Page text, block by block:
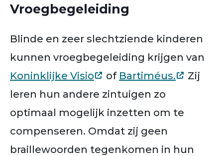
Vroegbegeleiding
Blinde en zeer slechtziende kinderen
kunnen vroegbegeleiding krijgen van
Koninklijke Visio
of Bartiméus.
Zij
leren hun andere zintuigen zo
optimaal mogelijk inzetten om te
compenseren. Omdat zij geen
braillewoorden tegenkomen in hun